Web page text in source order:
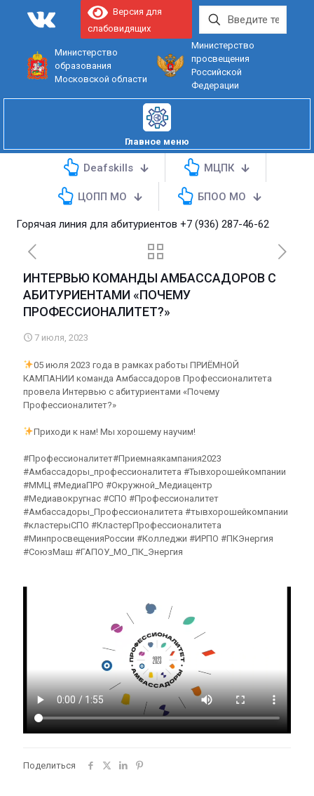
Министерство
образования
Московской области
Министерство
просвещения
Российской
Федерации
Версия для
слабовидящих
Главное меню
Deafskills МЦПК
ЦОПП МО БПОО МО
Горячая линия для абитуриентов+7 (936) 287-46-62
ИНТЕРВЬЮ КОМАНДЫ АМБАССАДОРОВ С
АБИТУРИЕНТАМИ «ПОЧЕМУ
ПРОФЕССИОНАЛИТЕТ?»
7 июля, 2023
05 июля 2023 года в рамках работы ПРИЁМНОЙ
КАМПАНИИ команда Амбассадоров Профессионалитета
провела Интервью с абитуриентами «Почему
Профессионалитет?»
Приходи к нам! Мы хорошему научим!
#Профессионалитет#Приемнаякампания2023
#Амбассадоры_профессионалитета #Тывхорошейкомпании
#ММЦ #МедиаПРО #Окружной_Медиацентр
#Медиавокругнас #СПО #Профессионалитет
#Амбассадоры_Профессионалитета #тывхорошейкомпании
#кластерыСПО #КластерПрофессионалитета
#МинпросвещенияРоссии #Колледжи #ИРПО #ПКЭнергия
#СоюзМаш #ГАПОУ_МО_ПК_Энергия
Поделиться